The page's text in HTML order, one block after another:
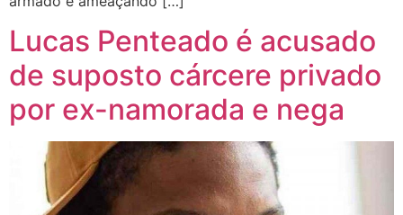
Lucas Penteado é acusado
de suposto cárcere privado
por ex-namorada e nega